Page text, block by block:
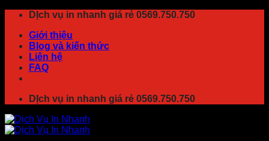
Chuyển
dung
DỊch vụ in nhanh giá rẻ 0569.750.750
Giới thiệu
Blog và kiến thức
Liên hệ
FAQ
DỊch vụ in nhanh giá rẻ 0569.750.750